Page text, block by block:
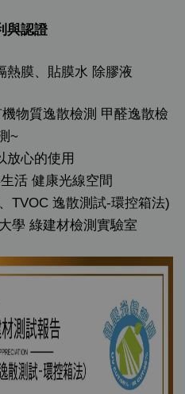
與認證
熱膜、貼膜水 除膠液
物質逸散檢測 甲醛逸散檢
~
放心的使用
活 健康光線空間
TVOC 逸散測試-環控箱法)
學 綠建材檢測實驗室